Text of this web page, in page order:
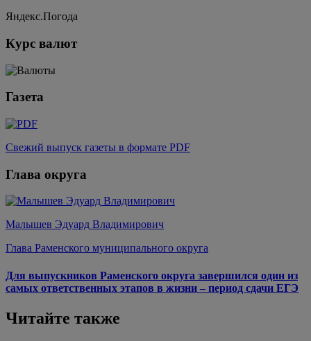
Яндекс.Погода
Курс валют
Газета
Свежий выпуск газеты в формате PDF
Глава округа
Малышев Эдуард Владимирович
Глава Раменского муниципального округа
Для выпускников Раменского округа завершился один из
самых ответственных этапов в жизни – период сдачи ЕГЭ
Читайте также